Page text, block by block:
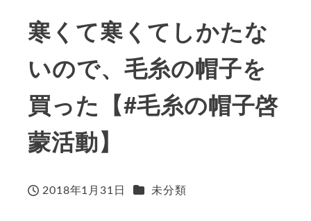
寒くて寒くてしかたな
いので、毛糸の帽子を
買った【#毛糸の帽子啓
蒙活動】
投稿日
2018年1月31日 カテゴリー
未分類